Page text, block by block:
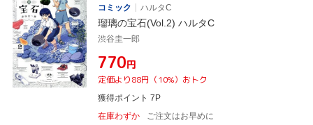
コミック
ハルタC
瑠璃の宝石(Vol.2) ハルタC
渋谷圭一郎
¥770円
定価より88円（10%）おトク
獲得ポイント 7P
在庫わずか
ご注文はお早めに